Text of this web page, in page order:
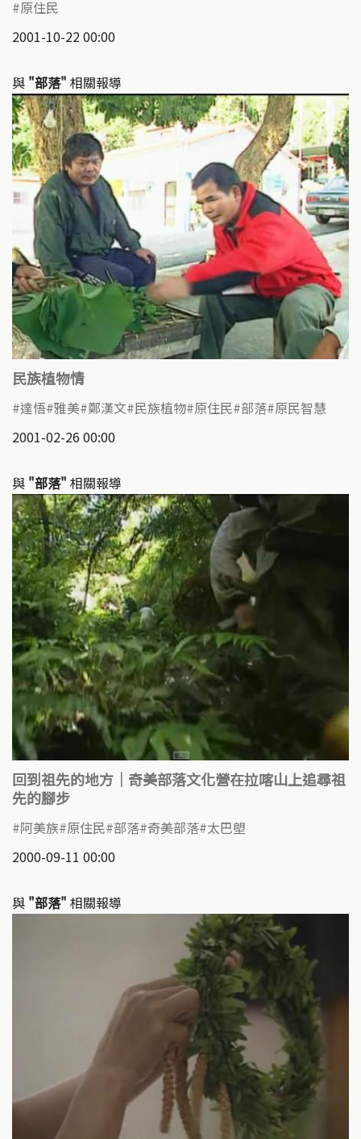
原住民
2001-10-22 00:00
與 "部落" 相關報導
民族植物情
達悟 雅美 鄭漢文 民族植物 原住民 部落 原民智慧
2001-02-26 00:00
與 "部落" 相關報導
回到祖先的地方｜奇美部落文化營在拉喀山上追尋祖
先的腳步
阿美族 原住民 部落 奇美部落 太巴塱
2000-09-11 00:00
與 "部落" 相關報導